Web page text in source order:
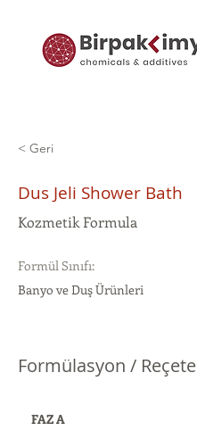
< Geri
Dus Jeli Shower Bath
Kozmetik Formula
Formül Sınıfı:
Banyo ve Duş Ürünleri
Formülasyon / Reçete
FAZ A